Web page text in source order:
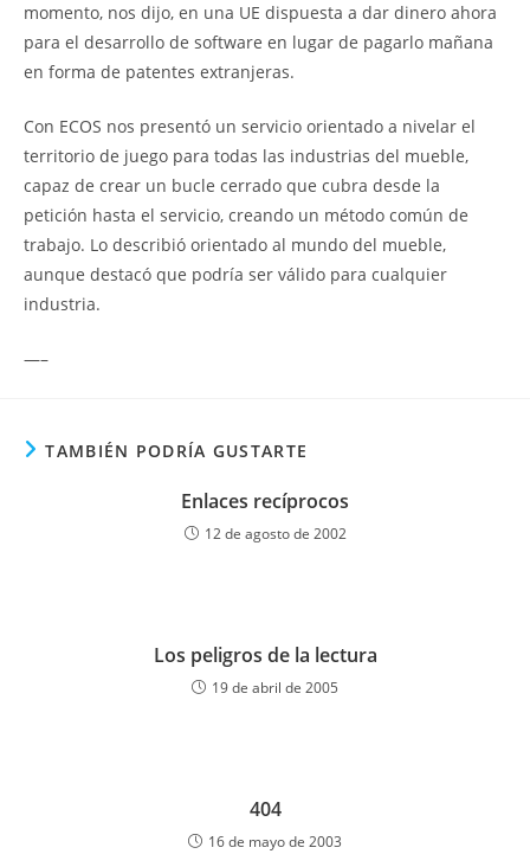
momento, nos dijo, en una UE dispuesta a dar dinero ahora
para el desarrollo de software en lugar de pagarlo mañana
en forma de patentes extranjeras.
Con ECOS nos presentó un servicio orientado a nivelar el
territorio de juego para todas las industrias del mueble,
capaz de crear un bucle cerrado que cubra desde la
petición hasta el servicio, creando un método común de
trabajo. Lo describió orientado al mundo del mueble,
aunque destacó que podría ser válido para cualquier
industria.
—–
TAMBIÉN PODRÍA GUSTARTE
Enlaces recíprocos
12 de agosto de 2002
Los peligros de la lectura
19 de abril de 2005
404
16 de mayo de 2003